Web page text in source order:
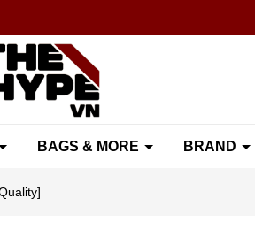
BAGS & MORE BRAND